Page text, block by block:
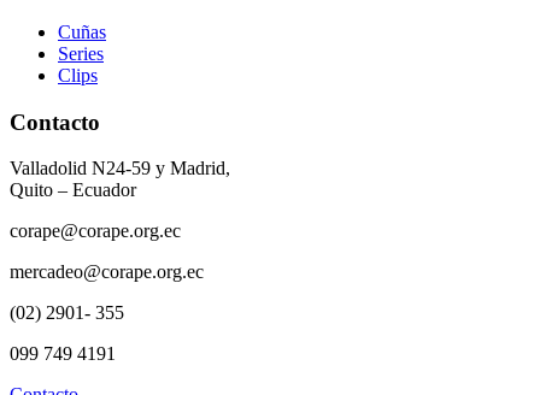
Cuñas
Series
Clips
Contacto
Valladolid N24-59 y Madrid,
Quito – Ecuador
corape@corape.org.ec
mercadeo@corape.org.ec
(02) 2901- 355
099 749 4191